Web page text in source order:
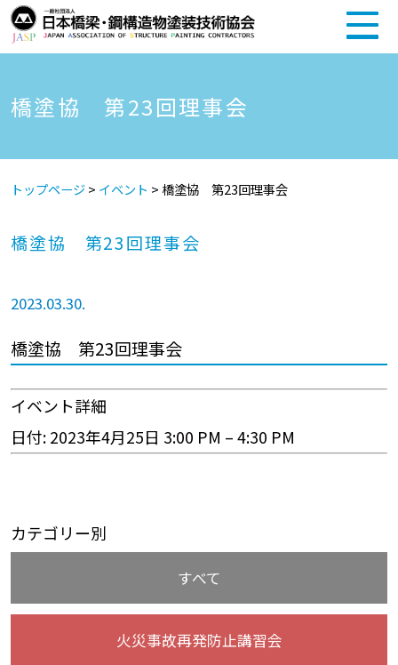
橋塗協 第23回理事会
トップページ> イベント > 橋塗協 第23回理事会
橋塗協 第23回理事会
2023.03.30.
橋塗協 第23回理事会
イベント詳細
日付:2023年4月25日 3:00 PM –4:30 PM
カテゴリー別
すべて
火災事故再発防止講習会